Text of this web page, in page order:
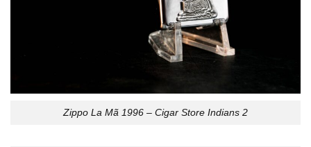
Zippo La Mã 1996 – Cigar Store Indians 2